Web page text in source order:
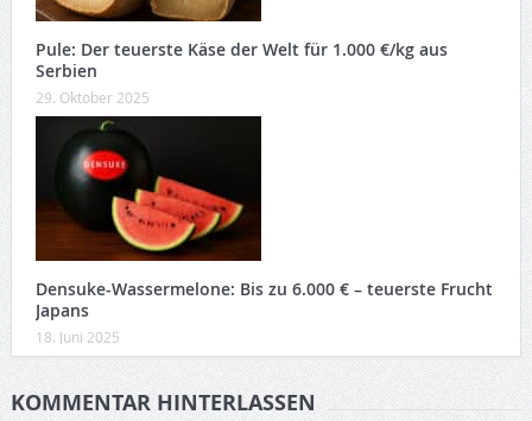
Pule: Der teuerste Käse der Welt für 1.000 €/kg aus
Serbien
29. Oktober 2025
Densuke-Wassermelone: Bis zu 6.000 € – teuerste Frucht
Japans
18. Juni 2025
KOMMENTAR HINTERLASSEN